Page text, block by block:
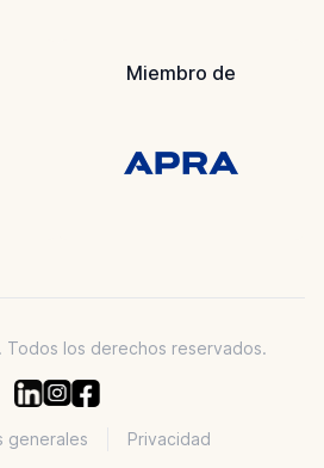
Miembro de
Todos los derechos reservados.
generales Privacidad